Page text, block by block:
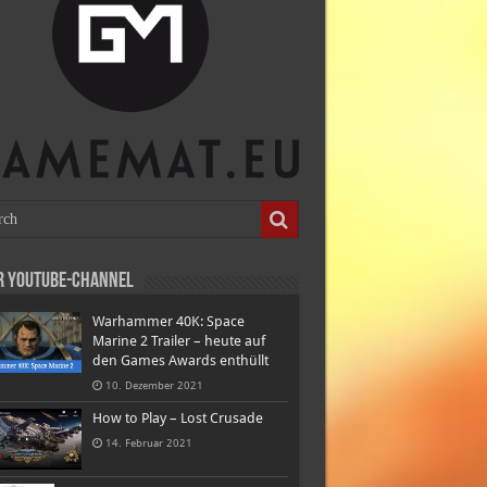
Youtube-Channel
Warhammer 40K: Space
Marine 2 Trailer – heute auf
den Games Awards enthüllt
10. Dezember 2021
How to Play – Lost Crusade
14. Februar 2021